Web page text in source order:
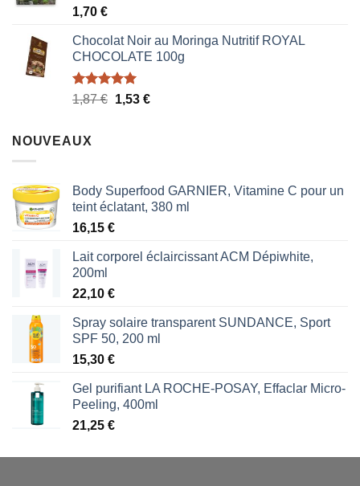
Note5.00
1,70 €
Chocolat Noir au Moringa Nutritif ROYAL
CHOCOLATE 100g
Note5.00
1,87€ Le
1,53 €Le
NOUVEAUX
Body Superfood GARNIER, Vitamine C pour un
teint éclatant, 380 ml
16,15 €
Lait corporel éclaircissant ACM Dépiwhite,
200ml
22,10 €
Spray solaire transparent SUNDANCE, Sport
SPF 50, 200 ml
15,30 €
Gel purifiant LA ROCHE-POSAY, Effaclar Micro-
Peeling, 400ml
21,25 €